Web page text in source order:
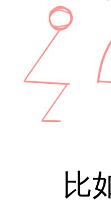
比如